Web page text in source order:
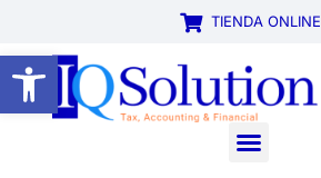
Abrir barra de herramientas
TIENDA ONLINE